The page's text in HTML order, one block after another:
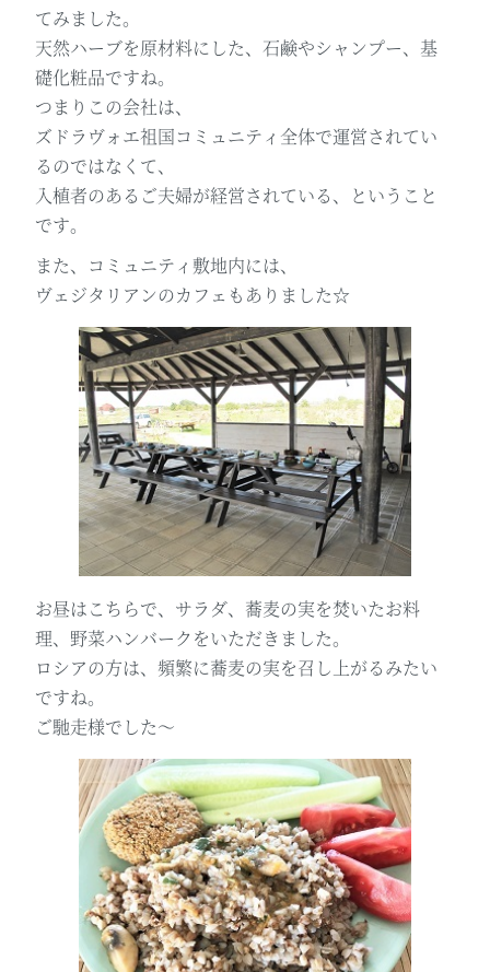
てみました。
天然ハーブを原材料にした、石鹸やシャンプー、基
礎化粧品ですね。
つまりこの会社は、
ズドラヴォエ祖国コミュニティ全体で運営されてい
るのではなくて、
入植者のあるご夫婦が経営されている、ということ
です。
また、コミュニティ敷地内には、
ヴェジタリアンのカフェもありました☆
お昼はこちらで、サラダ、蕎麦の実を焚いたお料
理、野菜ハンバークをいただきました。
ロシアの方は、頻繁に蕎麦の実を召し上がるみたい
ですね。
ご馳走様でした～